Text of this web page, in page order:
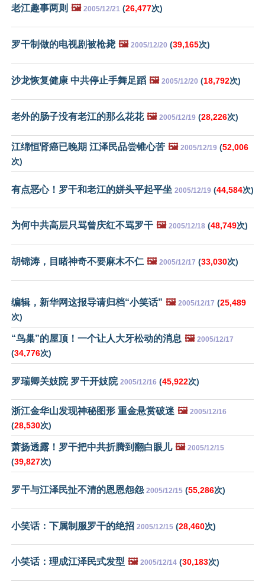
老江趣事两则 🖼️ 2005/12/21 (26,477次)
罗干制做的电视剧被枪毙 🖼️ 2005/12/20 (39,165次)
沙龙恢复健康 中共停止手舞足蹈 🖼️ 2005/12/20 (18,792次)
老外的肠子没有老江的那么花花 🖼️ 2005/12/19 (28,226次)
江绵恒肾癌已晚期 江泽民品尝锥心苦 🖼️ 2005/12/19 (52,006
次)
有点恶心！罗干和老江的姘头平起平坐 2005/12/19 (44,584次)
为何中共高层只骂曾庆红不骂罗干 🖼️ 2005/12/18 (48,749次)
胡锦涛，目睹神奇不要麻木不仁 🖼️ 2005/12/17 (33,030次)
编辑，新华网这报导请归档“小笑话” 🖼️ 2005/12/17 (25,489
次)
“鸟巢”的屋顶！一个让人大牙松动的消息 🖼️ 2005/12/17
(34,776次)
罗瑞卿关妓院 罗干开妓院 2005/12/16 (45,922次)
浙江金华山发现神秘图形 重金悬赏破迷 🖼️ 2005/12/16
(28,530次)
萧扬透露！罗干把中共折腾到翻白眼儿 🖼️ 2005/12/15
(39,827次)
罗干与江泽民扯不清的恩恩怨怨 2005/12/15 (55,286次)
小笑话：下属制服罗干的绝招 2005/12/15 (28,460次)
小笑话：理成江泽民式发型 🖼️ 2005/12/14 (30,183次)